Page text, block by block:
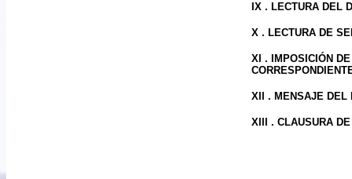
IX . LECTURA DEL
X . LECTURA DE
XI . IMPOSICIÓN
XII . MENSAJE DEL
XIII . CLAUSURA